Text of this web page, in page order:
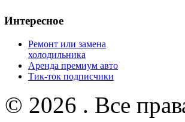
Интересное
Ремонт или замена
холодильника
Аренда премиум авто
Тик-ток подписчики
© 2026 . Все